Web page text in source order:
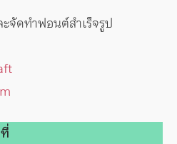
ดทำฟอนต์สำเร็จรูป